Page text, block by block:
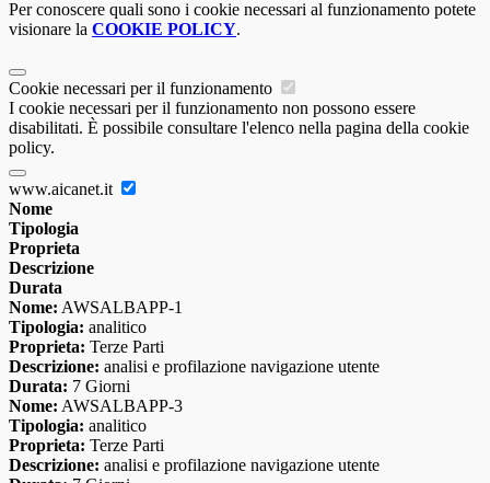
Per conoscere quali sono i cookie necessari al funzionamento potete
visionare la COOKIE POLICY.
Cookie necessari per il funzionamento
I cookie necessari per il funzionamento non possono essere
disabilitati. È possibile consultare l'elenco nella pagina della cookie
policy.
www.aicanet.it
Nome
Tipologia
Proprieta
Descrizione
Durata
Nome: AWSALBAPP-1
Tipologia: analitico
Proprieta: Terze Parti
Descrizione: analisi e profilazione navigazione utente
Durata: 7 Giorni
Nome: AWSALBAPP-3
Tipologia: analitico
Proprieta: Terze Parti
Descrizione: analisi e profilazione navigazione utente